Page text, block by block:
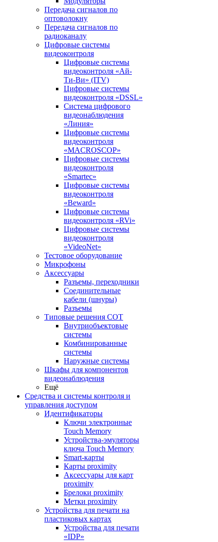
Передача сигналов по
оптоволокну
Передача сигналов по
радиоканалу
Цифровые системы
видеоконтроля
Цифровые системы
видеоконтроля «Ай-
Ти-Ви» (ITV)
Цифровые системы
видеоконтроля «DSSL»
Система цифрового
видеонаблюдения
«Линия»
Цифровые системы
видеоконтроля
«MACROSCOP»
Цифровые системы
видеоконтроля
«Smartec»
Цифровые системы
видеоконтроля
«Beward»
Цифровые системы
видеоконтроля «RVi»
Цифровые системы
видеоконтроля
«VideoNet»
Тестовое оборудование
Микрофоны
Аксессуары
Разъемы, переходники
Соединительные
кабели (шнуры)
Разъемы
Типовые решения СОТ
Внутриобъектовые
системы
Комбинированные
системы
Наружные системы
Шкафы для компонентов
видеонаблюдения
Ещё
Средства и системы контроля и
управления доступом
Идентификаторы
Ключи электронные
Touch Memory
Устройства-эмуляторы
ключа Touch Memory
Smart-карты
Карты proximity
Аксессуары для карт
proximitу
Брелоки proximity
Метки proximity
Устройства для печати на
пластиковых картах
Устройства для печати
«IDP»